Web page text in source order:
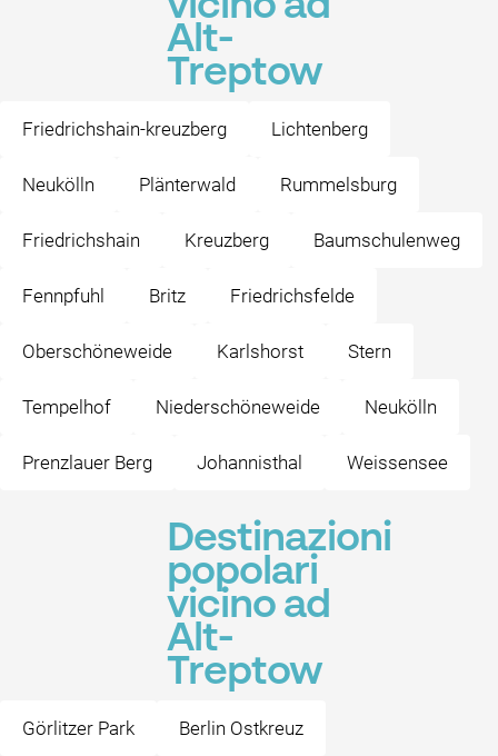
Alt-
Treptow
Friedrichshain-kreuzberg Lichtenberg
Neukölln Plänterwald Rummelsburg
Friedrichshain Kreuzberg Baumschulenweg
Fennpfuhl Britz Friedrichsfelde
Oberschöneweide Karlshorst Stern
Tempelhof Niederschöneweide Neukölln
Prenzlauer Berg Johannisthal Weissensee
Destinazioni
popolari
vicino ad
Alt-
Treptow
Görlitzer Park Berlin Ostkreuz